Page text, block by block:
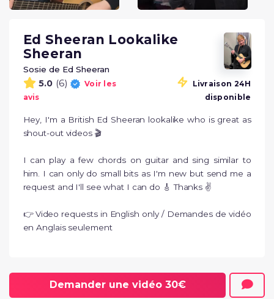
Ed Sheeran Lookalike
Sheeran
Sosie de Ed Sheeran
5.0 (6)
Voir les
avis
Livraison 24H
disponible
Hey, I'm a British Ed Sheeran lookalike who is great as
shout-out videos 🎬
I can play a few chords on guitar and sing similar to
him. I can only do small bits as I'm new but send me a
request and I'll see what I can do 🎸 Thanks ✌️
👉 Video requests in English only / Demandes de vidéo
en Anglais seulement
Demander une vidéo 30€